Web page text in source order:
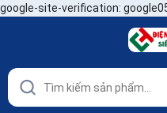
google-site-verification: